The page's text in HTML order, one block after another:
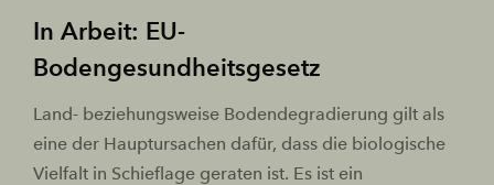
In Arbeit: EU-
Bodengesundheitsgesetz
Land- beziehungsweise Bodendegradierung gilt als
eine der Hauptursachen dafür, dass die biologische
Vielfalt in Schieflage geraten ist. Es ist ein